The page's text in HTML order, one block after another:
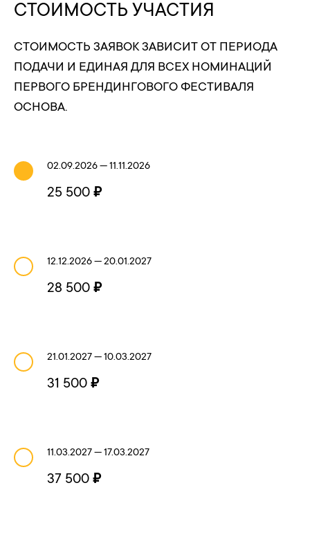
СТОИМОСТЬ УЧАСТИЯ
СТОИМОСТЬ ЗАЯВОК ЗАВИСИТ ОТ ПЕРИОДА
ПОДАЧИ И ЕДИНАЯ ДЛЯ ВСЕХ НОМИНАЦИЙ
ПЕРВОГО БРЕНДИНГОВОГО ФЕСТИВАЛЯ
ОСНОВА.
02.09.2026 — 11.11.2026
25 500 ₽
12.12.2026 — 20.01.2027
28 500 ₽
21.01.2027 — 10.03.2027
31 500 ₽
11.03.2027 — 17.03.2027
37 500 ₽